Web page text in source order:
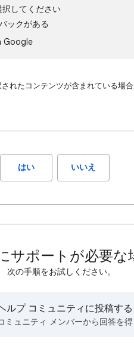
してください
ックがある
Google
れたコンテンツが含まれている場
はい いいえ
サポートが必要な
次の手順をお試しください。
ルプ コミュニティに投稿する
ミュニティ メンバーから回答を得